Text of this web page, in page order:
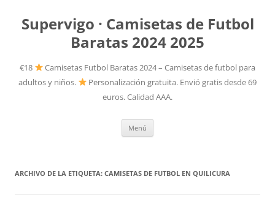
Supervigo · Camisetas de Futbol
Baratas 2024 2025
€18
Camisetas Futbol Baratas 2024 – Camisetas de futbol para
adultos y niños.
Personalización gratuita. Envió gratis desde 69
euros. Calidad AAA.
Menú
ARCHIVO DE LA ETIQUETA: CAMISETAS DE FUTBOL EN QUILICURA